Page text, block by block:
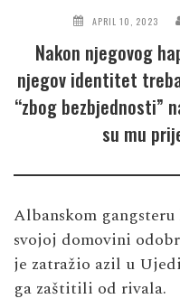
APRIL 10, 2023
Nakon njegovog
njegov identitet
“zbog bezbjednosti”
su mu
Albanskom
svojoj domovini
je zatražio azil u
ga zaštitili od rivala.